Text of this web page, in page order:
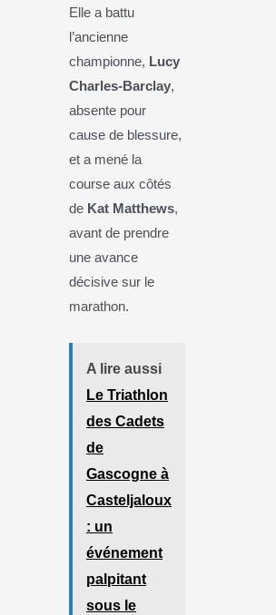
Elle a battu
l’ancienne
championne, Lucy
Charles-Barclay,
absente pour
cause de blessure,
et a mené la
course aux côtés
de Kat Matthews,
avant de prendre
une avance
décisive sur le
marathon.
A lire aussi
Le Triathlon
des Cadets
de
Gascogne à
Casteljaloux
: un
événement
palpitant
sous le